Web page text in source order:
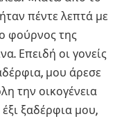
πέντε λεπτά με
φούρνος της
Επειδή οι γονείς
μου άρεσε
την οικογένεια
ξαδέρφια μου,